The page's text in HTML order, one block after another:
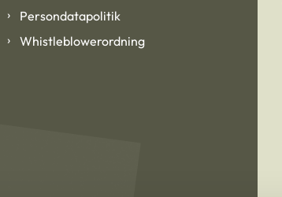
Persondatapolitik
Whistleblowerordning